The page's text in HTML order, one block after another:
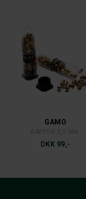
GAMO
DKK 99,-